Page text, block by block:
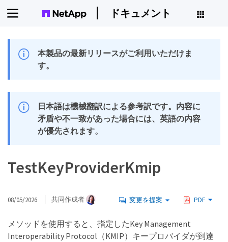
ドキュメント
本製品の最新リリースがご利用いただけま
す。
日本語は機械翻訳による参考訳です。内容に
矛盾や不一致があった場合には、英語の内容
が優先されます。
TestKeyProviderKmip
08/05/2026 共同作成者 変更を提案 PDF
メソッドを使用すると、指定したKey Management
Interoperability Protocol（KMIP）キープロバイダが到達